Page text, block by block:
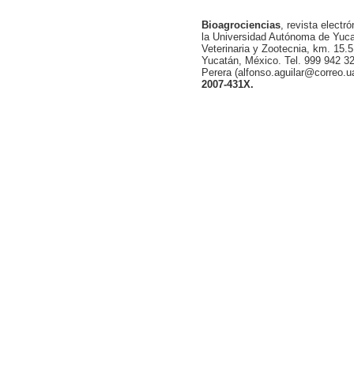
Bioagrociencias, revista
la Universidad Autónoma de
Veterinaria y Zootecnia, km.
Yucatán, México. Tel. 999 942
Perera
2007-431X.